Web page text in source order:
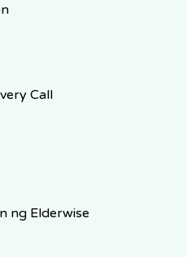
Call
ng Elderwise